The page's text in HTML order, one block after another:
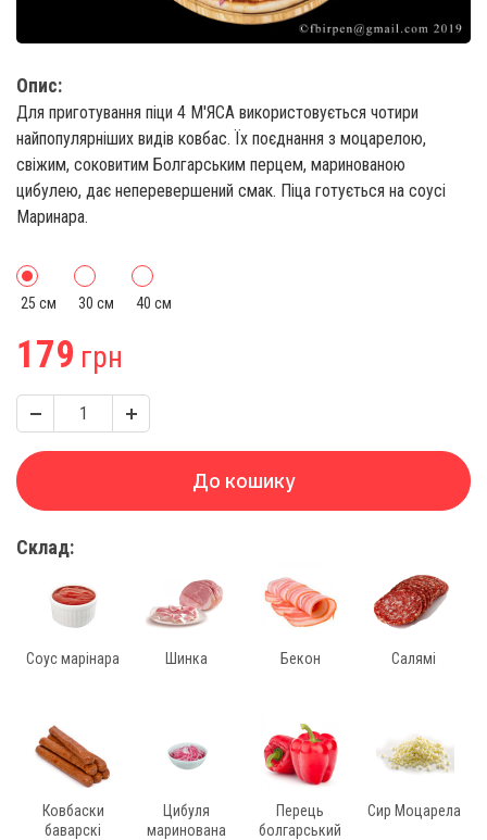
Опис:
Для приготування піци 4 М'ЯСА використовується чотири
найпопулярніших видів ковбас. Їх поєднання з моцарелою,
свіжим, соковитим Болгарським перцем, маринованою
цибулею, дає неперевершений смак. Піца готується на соусі
Маринара.
25 см 30 см 40 см
179 грн
До кошику
Склад:
Соус марінара Шинка Бекон Салямі
Ковбаски
баварскі
Цибуля
маринована
Перець
болгарський
Сир Моцарела